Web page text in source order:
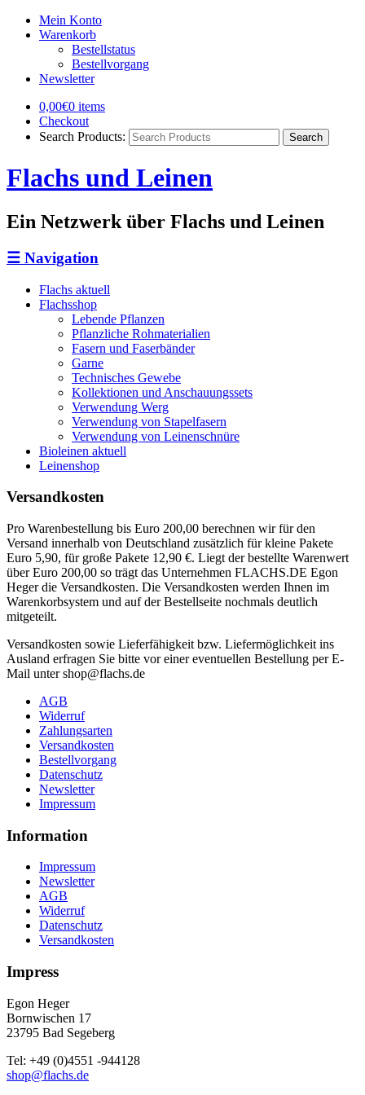
Mein Konto
Warenkorb
Bestellstatus
Bestellvorgang
Newsletter
0,00€0 items
Checkout
Search Products:
Flachs und Leinen
Ein Netzwerk über Flachs und Leinen
☰ Navigation
Flachs aktuell
Flachsshop
Lebende Pflanzen
Pflanzliche Rohmaterialien
Fasern und Faserbänder
Garne
Technisches Gewebe
Kollektionen und Anschauungssets
Verwendung Werg
Verwendung von Stapelfasern
Verwendung von Leinenschnüre
Bioleinen aktuell
Leinenshop
Versandkosten
Pro Warenbestellung bis Euro 200,00 berechnen wir für den
Versand innerhalb von Deutschland zusätzlich für kleine Pakete
Euro 5,90, für große Pakete 12,90 €. Liegt der bestellte Warenwert
über Euro 200,00 so trägt das Unternehmen FLACHS.DE Egon
Heger die Versandkosten. Die Versandkosten werden Ihnen im
Warenkorbsystem und auf der Bestellseite nochmals deutlich
mitgeteilt.
Versandkosten sowie Lieferfähigkeit bzw. Liefermöglichkeit ins
Ausland erfragen Sie bitte vor einer eventuellen Bestellung per E-
Mail unter shop@flachs.de
AGB
Widerruf
Zahlungsarten
Versandkosten
Bestellvorgang
Datenschutz
Newsletter
Impressum
Information
Impressum
Newsletter
AGB
Widerruf
Datenschutz
Versandkosten
Impress
Egon Heger
Bornwischen 17
23795 Bad Segeberg
Tel: +49 (0)4551 -944128
shop@flachs.de